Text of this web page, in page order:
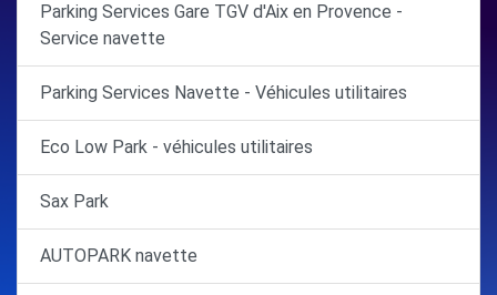
Parking Services Gare TGV d'Aix en Provence -
Service navette
Parking Services Navette - Véhicules utilitaires
Eco Low Park - véhicules utilitaires
Sax Park
AUTOPARK navette